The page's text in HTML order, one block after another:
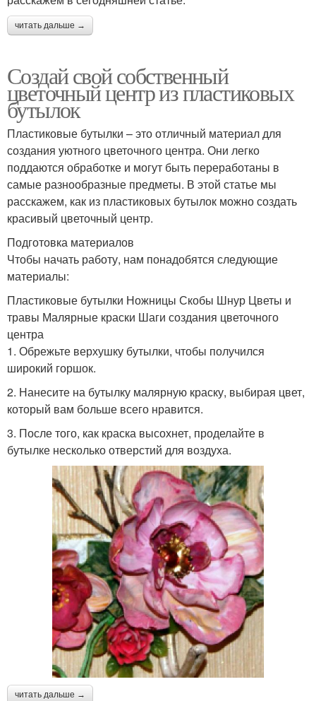
читать дальше →
Создай свой собственный
цветочный центр из пластиковых
бутылок
Пластиковые бутылки – это отличный материал для
создания уютного цветочного центра. Они легко
поддаются обработке и могут быть переработаны в
самые разнообразные предметы. В этой статье мы
расскажем, как из пластиковых бутылок можно создать
красивый цветочный центр.
Подготовка материалов
Чтобы начать работу, нам понадобятся следующие
материалы:
Пластиковые бутылки Ножницы Скобы Шнур Цветы и
травы Малярные краски Шаги создания цветочного
центра
1. Обрежьте верхушку бутылки, чтобы получился
широкий горшок.
2. Нанесите на бутылку малярную краску, выбирая цвет,
который вам больше всего нравится.
3. После того, как краска высохнет, проделайте в
бутылке несколько отверстий для воздуха.
читать дальше →